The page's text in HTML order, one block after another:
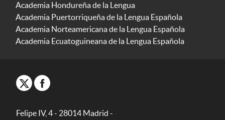
Academia Hondureña de la Lengua
Academia Puertorriqueña de la Lengua Española
Academia Norteamericana de la Lengua Española
Academia Ecuatoguineana de la Lengua Española
Felipe IV, 4 - 28014 Madrid -